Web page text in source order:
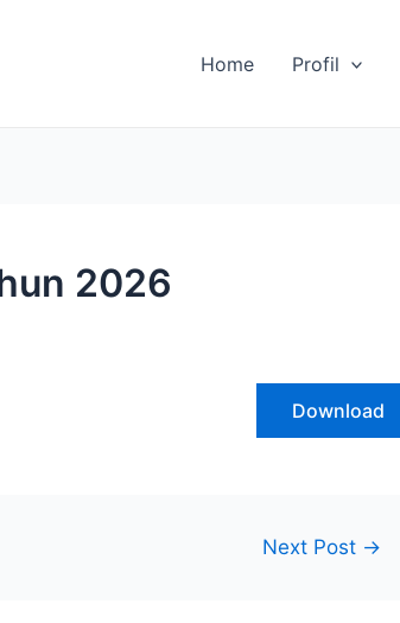
Home Profil
2026
Download
Next Post →